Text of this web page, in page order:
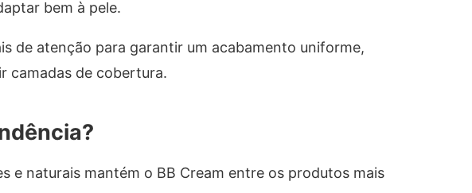
bem à pele.
de atenção para garantir um acabamento uniforme,
camadas de cobertura.
e naturais mantém o BB Cream entre os produtos mais